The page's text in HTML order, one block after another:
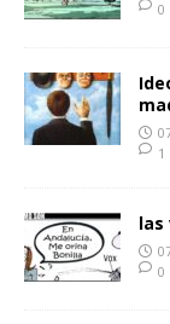
0
1
las
0